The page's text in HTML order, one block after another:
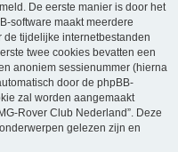
De eerste manier is door het
software maakt meerdere
tijdelijke internetbestanden
twee cookies bevatten een
anoniem sessienummer (hierna
door de phpBB-
zal worden aangemaakt
Rover Club Nederland”. Deze
gelezen zijn en